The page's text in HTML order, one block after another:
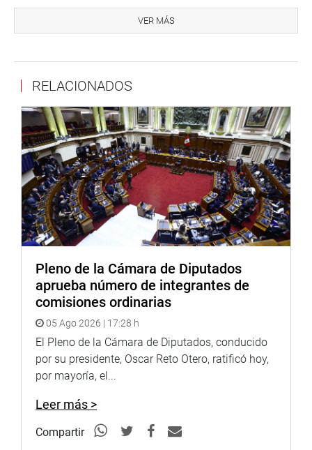
A las 15.00 horas, Oracio Ángel Pacori Mamani (NP)
la salud de los peruanos” en el museo Nacional
Afroperuano de la Casa de las 13 Monedas a las 15.00
horas.
A la misma hora, la Comisión Investigadora de Abusos
Sexuales contra Menores de Edad en Organizaciones
invitará a Javier Abugattás, Presidente del Centro
Nacional de Planeamiento Estratégico para informar
sobre los objetivos y acciones estratégicas sectoriales
(Gobierno Nacional) que se han definido para garantizar
de violencia y los tipos de indicadores que se manejan
para el seguimiento de esta política en la sala Fabiola
Salazar Leguía.
Finalmente, a las 18.30 horas, Manuel Dammert Ego
Aguirre (NP) organizará el evento: “Barrio obrero de Vitarte
– Patrimonio Cultural” en el auditorio Alberto Andrade
Carmona y Marco Antonio Arana Zegarra (FA) brindará un
reconocimiento a representaciones de comunidades en el
anfiteatro José Abelardo Quiñones.(MCGH)
PRENSA CONGRESO 23-08-18
VER MÁS
RELACIONADOS
Pleno de la Cámara de Diputados
aprueba número de integrantes de
comisiones ordinarias
05 Ago 2026 | 17:28 h
El Pleno de la Cámara de Diputados, conducido
por su presidente, Oscar Reto Otero, ratificó hoy,
por mayoría, el...
Leer más >
Compartir